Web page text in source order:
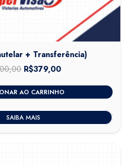
+ Transferência)
O
preço
original
era:
R$400,00.
R$379,00
preço
atual
é:
R$379,00.
AO CARRINHO
SAIBA MAIS